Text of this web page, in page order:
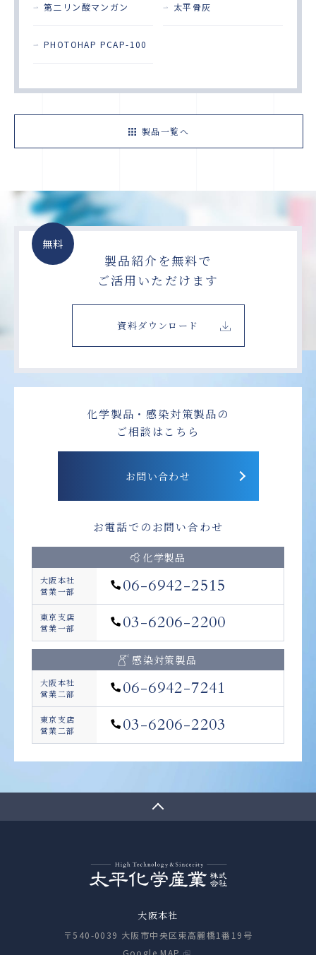
第二リン酸マンガン 太平骨灰
PHOTOHAP PCAP-100
製品一覧へ
無料
製品紹介を無料で
ご活用いただけます
資料ダウンロード
化学製品・感染対策製品の
ご相談はこちら
お問い合わせ
お電話でのお問い合わせ
化学製品
大阪本社
営業一部
06-6942-2515
東京支店
営業一部
03-6206-2200
感染対策製品
大阪本社
営業二部
06-6942-7241
東京支店
営業二部
03-6206-2203
大阪本社
〒540-0039 大阪市中央区東高麗橋1番19号
Google MAP